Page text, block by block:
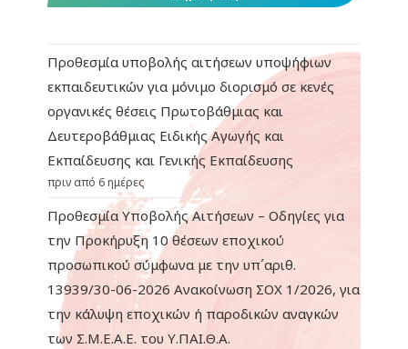
Προθεσμία υποβολής αιτήσεων υποψήφιων
εκπαιδευτικών για μόνιμο διορισμό σε κενές
οργανικές θέσεις Πρωτοβάθμιας και
Δευτεροβάθμιας Ειδικής Αγωγής και
Εκπαίδευσης και Γενικής Εκπαίδευσης
πριν από 6 ημέρες
Προθεσμία Υποβολής Αιτήσεων – Οδηγίες για
την Προκήρυξη 10 θέσεων εποχικού
προσωπικού σύμφωνα με την υπ΄αριθ.
13939/30-06-2026 Ανακοίνωση ΣΟΧ 1/2026, για
την κάλυψη εποχικών ή παροδικών αναγκών
των Σ.Μ.Ε.Α.Ε. του Υ.ΠΑΙ.Θ.Α.